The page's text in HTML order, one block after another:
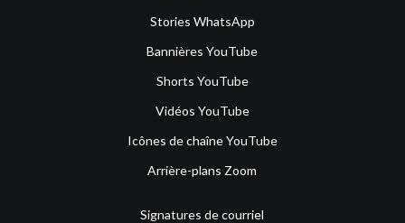
Stories WhatsApp
Bannières YouTube
Shorts YouTube
Vidéos YouTube
Icônes de chaîne YouTube
Arrière-plans Zoom
Signatures de courriel